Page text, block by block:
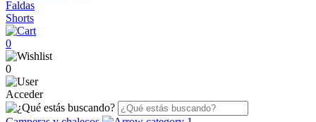
Faldas
Shorts
0
0
Acceder